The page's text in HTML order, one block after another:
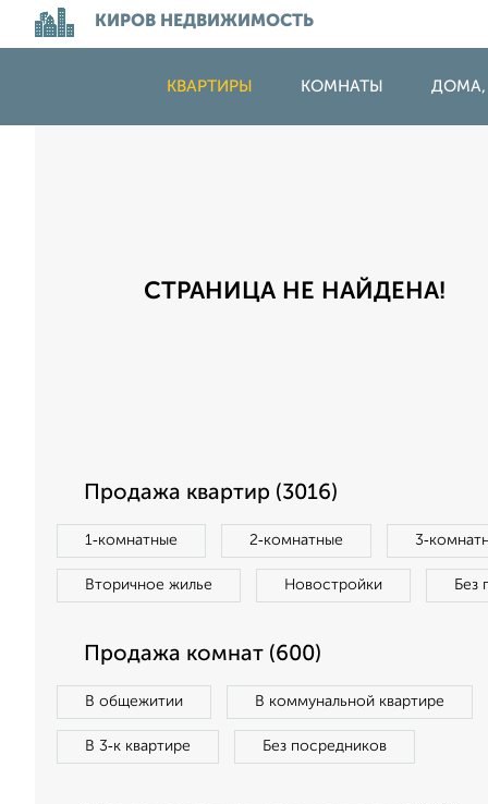
КИРОВ НЕДВИЖИМОСТЬ
КВАРТИРЫ КОМНАТЫ ДОМА,
СТРАНИЦА НЕ НАЙДЕНА!
Продажа квартир (3016)
1‑комнатные 2‑комнатные
Вторичное жилье Новостройки Без
Продажа комнат (600)
В общежитии В коммунальной квартире
В 3‑к квартире Без посредников